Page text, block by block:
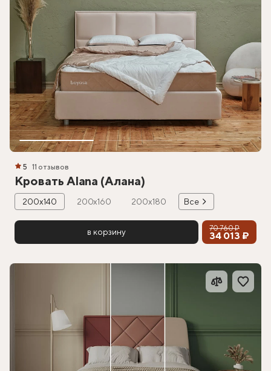
5 11 отзывов
Кровать Alana (Алана)
200х140 200х160 200х180 Все
в корзину 70 760 ₽
34 013 ₽